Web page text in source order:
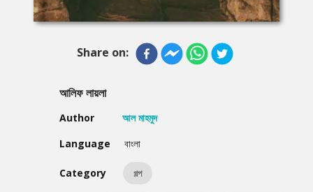
Share on:
আলিফ লায়লা
Author
আল মাহমুদ
Language
বাংলা
Category গল্প